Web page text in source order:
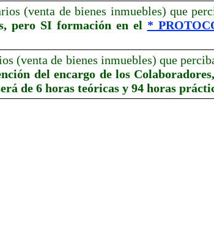
(venta de bienes inmuebles) que
pero SI formación en el *
(venta de bienes inmuebles) que
del encargo de los
de 6 horas teóricas y 94 horas